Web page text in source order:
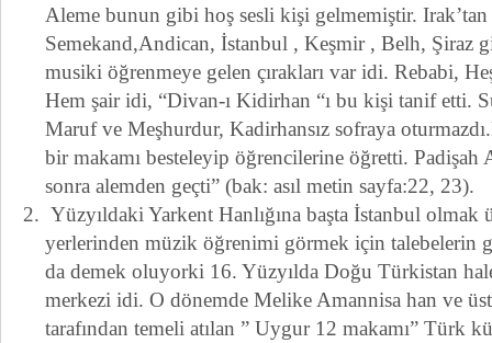
Aleme bunun gibi hoş sesli kişi gelmemiştir.
Semekand,Andican, İstanbul , Keşmir , Belh, Şiraz
musiki öğrenmeye gelen çırakları var idi. Rebabi,
Hem şair idi, “Divan-ı Kidirhan “ı bu kişi tanif etti.
Maruf ve Meşhurdur, Kadirhansız sofraya
bir makamı besteleyip öğrencilerine öğretti. Padişah
sonra alemden geçti” (bak: asıl metin sayfa:22, 23).
Yüzyıldaki Yarkent Hanlığına başta İstanbul olmak
yerlerinden müzik öğrenimi görmek için talebelerin
da demek oluyorki 16. Yüzyılda Doğu Türkistan
merkezi idi. O dönemde Melike Amannisa han ve
tarafından temeli atılan ” Uygur 12 makamı” Türk